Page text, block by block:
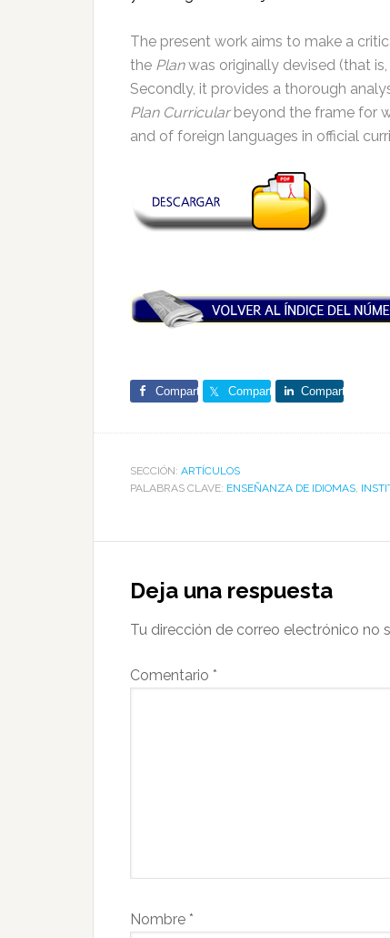
The present work aims to make a
the Planwas originally devised (that
Secondly, it provides a thorough
Plan Curricularbeyond the frame for
and of foreign languages in official
Comparte Comparte Comparte
SECCIÓN: ARTÍCULOS
PALABRAS CLAVE: ENSEÑANZA DE IDIOMAS,
Interactions
Deja una respuesta
Tu dirección de correo electrónico no
Comentario *
Nombre *